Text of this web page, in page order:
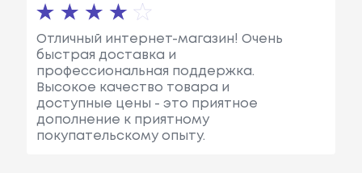
Отличный интернет-магазин! Очень
быстрая доставка и
профессиональная поддержка.
Высокое качество товара и
доступные цены - это приятное
дополнение к приятному
покупательскому опыту.